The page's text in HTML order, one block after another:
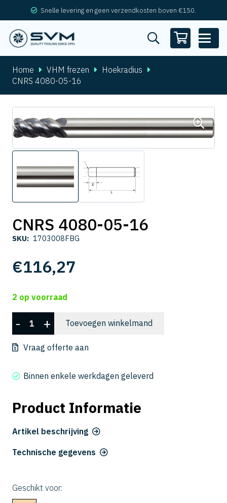
Snelle levering en geen verzendkosten boven €150.
Home VHM frezen
Hoekradius
CNRS 4080-05-16
CNRS 4080-05-16
SKU: 1703008FBG
€116,27
2 op voorraad
CNRS
4080-
05-
aantal
- + Toevoegen winkelmand
Vraag offerte aan
Binnen enkele werkdagen geleverd
Product Informatie
Artikel beschrijving
Technische gegevens
Geschikt voor: